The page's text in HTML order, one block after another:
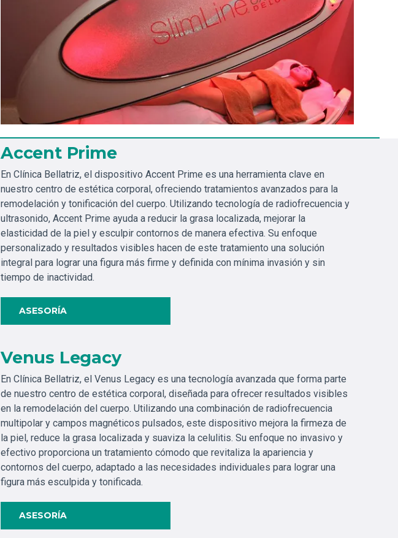
Accent Prime
En Clínica Bellatriz, el dispositivo Accent Prime es una herramienta clave en
nuestro centro de estética corporal, ofreciendo tratamientos avanzados para la
remodelación y tonificación del cuerpo. Utilizando tecnología de radiofrecuencia y
ultrasonido, Accent Prime ayuda a reducir la grasa localizada, mejorar la
elasticidad de la piel y esculpir contornos de manera efectiva. Su enfoque
personalizado y resultados visibles hacen de este tratamiento una solución
integral para lograr una figura más firme y definida con mínima invasión y sin
tiempo de inactividad.
ASESORÍA
Venus Legacy
En Clínica Bellatriz, el Venus Legacy es una tecnología avanzada que forma parte
de nuestro centro de estética corporal, diseñada para ofrecer resultados visibles
en la remodelación del cuerpo. Utilizando una combinación de radiofrecuencia
multipolar y campos magnéticos pulsados, este dispositivo mejora la firmeza de
la piel, reduce la grasa localizada y suaviza la celulitis. Su enfoque no invasivo y
efectivo proporciona un tratamiento cómodo que revitaliza la apariencia y
contornos del cuerpo, adaptado a las necesidades individuales para lograr una
figura más esculpida y tonificada.
ASESORÍA